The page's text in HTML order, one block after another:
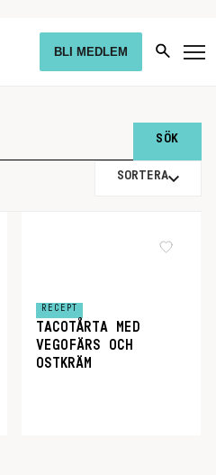
BLI MEDLEM
SORTERA
RECEPT
TACOTÅRTA MED
VEGOFÄRS OCH
OSTKRÄM